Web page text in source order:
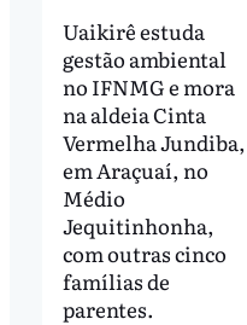
Uaikirê estuda
gestão ambiental
no IFNMG e mora
na aldeia Cinta
Vermelha Jundiba,
em Araçuaí, no
Médio
Jequitinhonha,
com outras cinco
famílias de
parentes.